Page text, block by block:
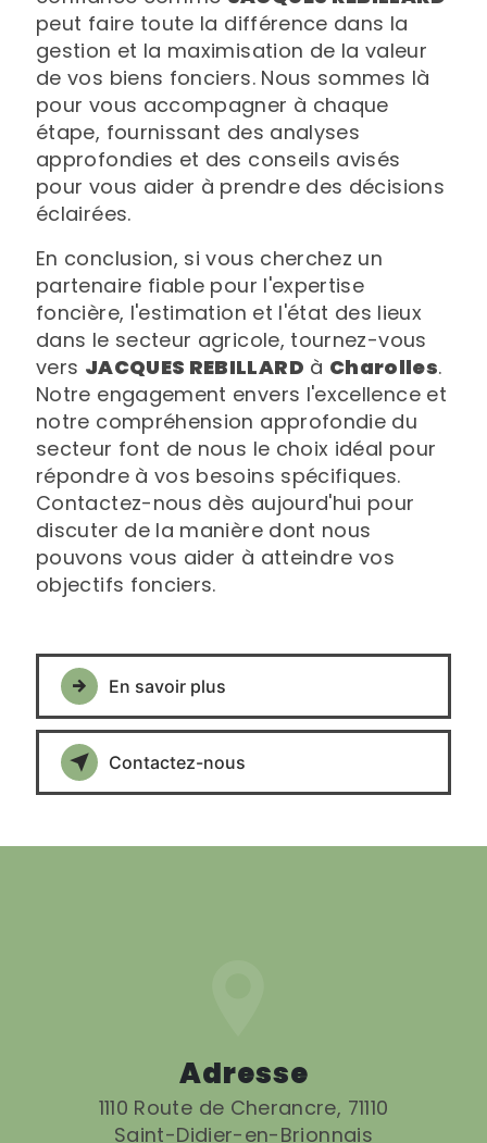
peut faire toute la différence dans la
gestion et la maximisation de la valeur
de vos biens fonciers. Nous sommes là
pour vous accompagner à chaque
étape, fournissant des analyses
approfondies et des conseils avisés
pour vous aider à prendre des décisions
éclairées.
En conclusion, si vous cherchez un
partenaire fiable pour l'expertise
foncière, l'estimation et l'état des lieux
dans le secteur agricole, tournez-vous
vers JACQUES REBILLARD à Charolles.
Notre engagement envers l'excellence et
notre compréhension approfondie du
secteur font de nous le choix idéal pour
répondre à vos besoins spécifiques.
Contactez-nous dès aujourd'hui pour
discuter de la manière dont nous
pouvons vous aider à atteindre vos
objectifs fonciers.
En savoir plus
Contactez-nous
Adresse
1110 Route de Cherancre, 71110
Saint-Didier-en-Brionnais